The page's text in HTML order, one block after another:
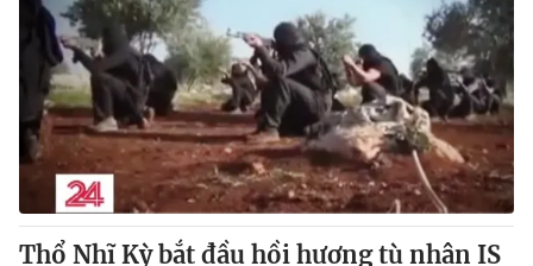
Thổ Nhĩ Kỳ bắt đầu hồi hương tù nhân IS